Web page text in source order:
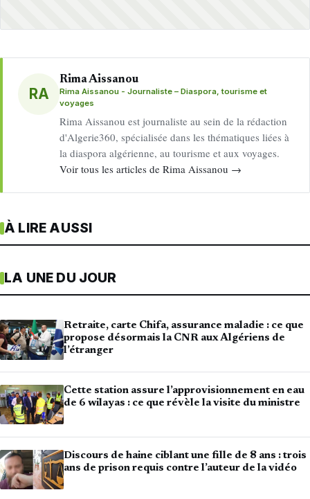
RA
Rima Aissanou
Rima Aissanou - Journaliste – Diaspora, tourisme et
voyages
Rima Aissanou est journaliste au sein de la rédaction
d'Algerie360, spécialisée dans les thématiques liées à
la diaspora algérienne, au tourisme et aux voyages.
Voir tous les articles de Rima Aissanou →
À LIRE AUSSI
LA UNE DU JOUR
Retraite, carte Chifa, assurance maladie : ce que
propose désormais la CNR aux Algériens de
l’étranger
Cette station assure l’approvisionnement en eau
de 6 wilayas : ce que révèle la visite du ministre
Discours de haine ciblant une fille de 8 ans : trois
ans de prison requis contre l’auteur de la vidéo